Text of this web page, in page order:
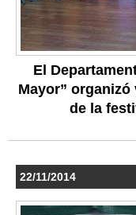
El
Mayor”
de la
22/11/2014